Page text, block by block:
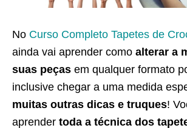
No Curso Completo Tapetes de
ainda vai aprender como alterar a
suas peças em qualquer formato
inclusive chegar a uma medida
muitas outras dicas e truques!
aprender toda a técnica dos